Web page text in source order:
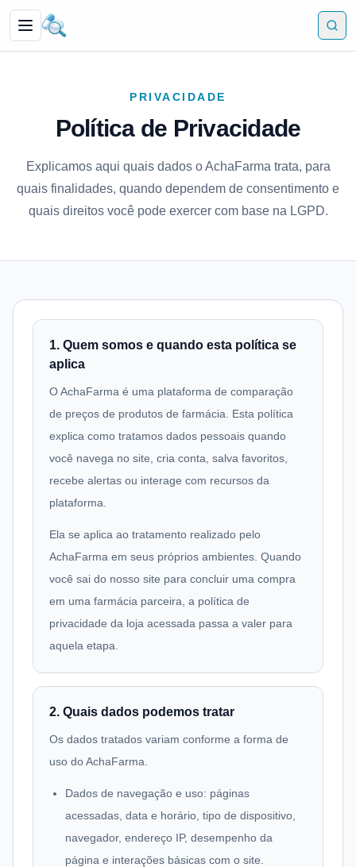
PRIVACIDADE
Política de Privacidade
Explicamos aqui quais dados o AchaFarma trata, para
quais finalidades, quando dependem de consentimento e
quais direitos você pode exercer com base na LGPD.
1. Quem somos e quando esta política se
aplica
O AchaFarma é uma plataforma de comparação
de preços de produtos de farmácia. Esta política
explica como tratamos dados pessoais quando
você navega no site, cria conta, salva favoritos,
recebe alertas ou interage com recursos da
plataforma.
Ela se aplica ao tratamento realizado pelo
AchaFarma em seus próprios ambientes. Quando
você sai do nosso site para concluir uma compra
em uma farmácia parceira, a política de
privacidade da loja acessada passa a valer para
aquela etapa.
2. Quais dados podemos tratar
Os dados tratados variam conforme a forma de
uso do AchaFarma.
Dados de navegação e uso: páginas
acessadas, data e horário, tipo de dispositivo,
navegador, endereço IP, desempenho da
página e interações básicas com o site.